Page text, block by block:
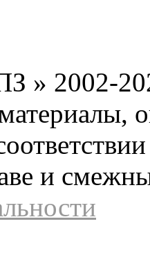
» 2002-
и